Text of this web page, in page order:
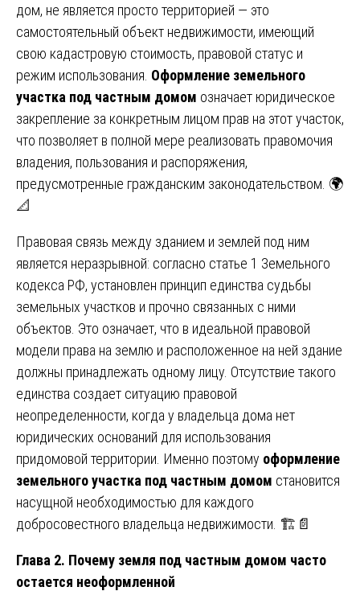
дом, не является просто территорией — это
самостоятельный объект недвижимости, имеющий
свою кадастровую стоимость, правовой статус и
режим использования. Оформление земельного
участка под частным домом означает юридическое
закрепление за конкретным лицом прав на этот участок,
что позволяет в полной мере реализовать правомочия
владения, пользования и распоряжения,
предусмотренные гражданским законодательством. 🌍
📐
Правовая связь между зданием и землей под ним
является неразрывной: согласно статье 1 Земельного
кодекса РФ, установлен принцип единства судьбы
земельных участков и прочно связанных с ними
объектов. Это означает, что в идеальной правовой
модели права на землю и расположенное на ней здание
должны принадлежать одному лицу. Отсутствие такого
единства создает ситуацию правовой
неопределенности, когда у владельца дома нет
юридических оснований для использования
придомовой территории. Именно поэтому оформление
земельного участка под частным домом становится
насущной необходимостью для каждого
добросовестного владельца недвижимости. 🏗️📄
Глава 2. Почему земля под частным домом часто
остается неоформленной